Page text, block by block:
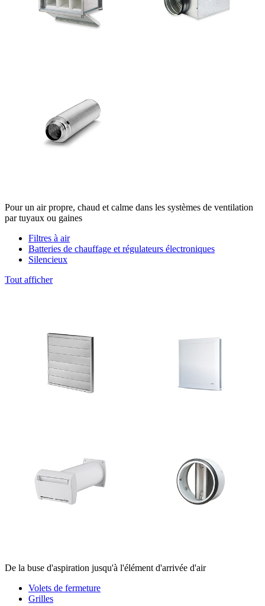
Pour un air propre, chaud et calme dans les systèmes de ventilation
par tuyaux ou gaines
Filtres à air
Batteries de chauffage et régulateurs électroniques
Silencieux
Tout afficher
De la buse d'aspiration jusqu'à l'élément d'arrivée d'air
Volets de fermeture
Grilles